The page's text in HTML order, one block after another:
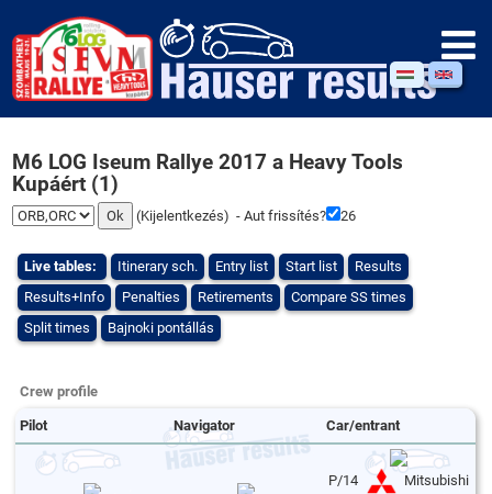
M6 LOG Iseum Rallye 2017 a Heavy Tools
Kupáért (1)
(Kijelentkezés) - Aut frissítés? 26
Live tables: Itinerary sch. Entry list Start list
Results
Results+Info
Penalties Retirements
Compare SS times
Split times
Bajnoki pontállás
Crew profile
Pilot Navigator Car/entrant
P/14
Mitsubishi